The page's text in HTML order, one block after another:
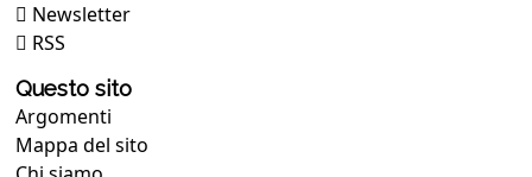
Newsletter
RSS
Questo sito
Argomenti
Mappa del sito